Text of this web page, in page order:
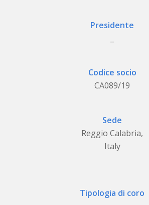
Presidente
Codice socio
CA089/19
Sede
Reggio Calabria,
Italy
Tipologia di coro